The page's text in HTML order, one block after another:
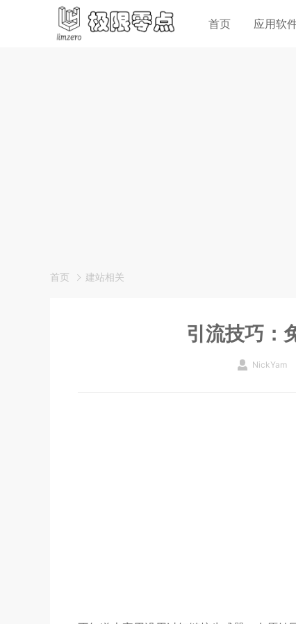
首页 应用软
首页 建站相关
引流技巧：
NickYam